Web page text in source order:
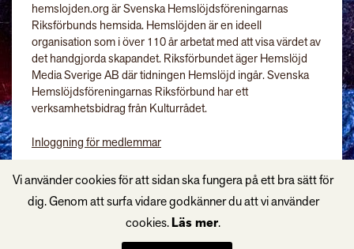
hemslojden.org är Svenska Hemslöjdsföreningarnas
Riksförbunds hemsida. Hemslöjden är en ideell
organisation som i över 110 år arbetat med att visa värdet av
det handgjorda skapandet. Riksförbundet äger Hemslöjd
Media Sverige AB där tidningen Hemslöjd ingår. Svenska
Hemslöjdsföreningarnas Riksförbund har ett
verksamhetsbidrag från Kulturrådet.
Inloggning för medlemmar
Vi använder cookies för att sidan ska fungera på ett bra sätt för
dig. Genom att surfa vidare godkänner du att vi använder
cookies.Läs mer.